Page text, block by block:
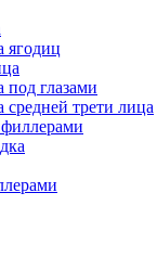
ягодиц
под глазами
средней трети лица